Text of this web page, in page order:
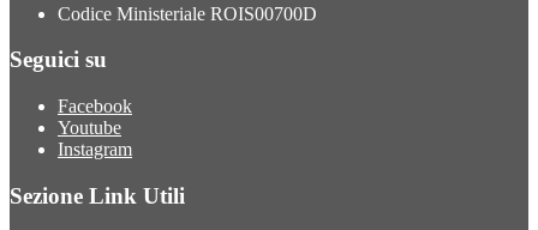
Codice Ministeriale ROIS00700D
Seguici su
Facebook
Youtube
Instagram
Sezione Link Utili